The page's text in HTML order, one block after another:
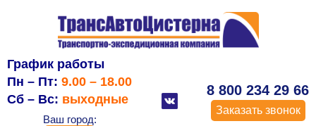
График работы
Пн – Пт: 9.00 – 18.00
Сб – Вс: выходные
Ваш город:
8 800 234 29 66
Заказать звонок